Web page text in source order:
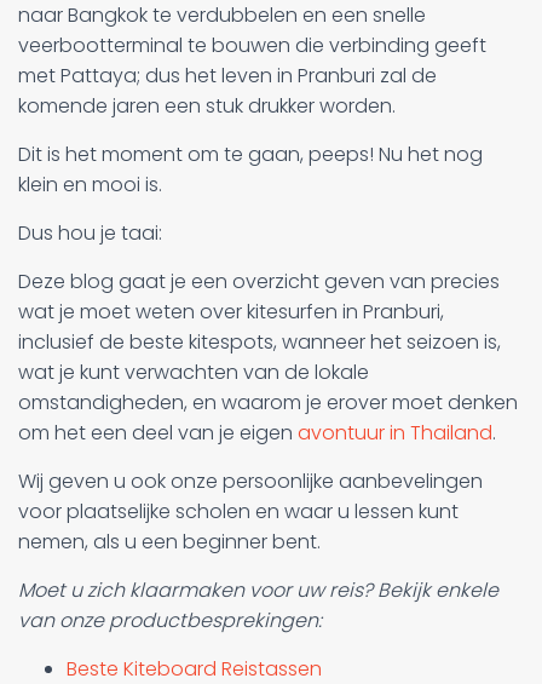
naar Bangkok te verdubbelen en een snelle
veerbootterminal te bouwen die verbinding geeft
met Pattaya; dus het leven in Pranburi zal de
komende jaren een stuk drukker worden.
Dit is het moment om te gaan, peeps! Nu het nog
klein en mooi is.
Dus hou je taai:
Deze blog gaat je een overzicht geven van precies
wat je moet weten over kitesurfen in Pranburi,
inclusief de beste kitespots, wanneer het seizoen is,
wat je kunt verwachten van de lokale
omstandigheden, en waarom je erover moet denken
om het een deel van je eigen avontuur in Thailand.
Wij geven u ook onze persoonlijke aanbevelingen
voor plaatselijke scholen en waar u lessen kunt
nemen, als u een beginner bent.
Moet u zich klaarmaken voor uw reis? Bekijk enkele
van onze productbesprekingen:
Beste Kiteboard Reistassen